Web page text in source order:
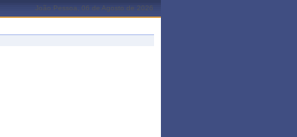
João Pessoa, 06 de Agosto de 2026